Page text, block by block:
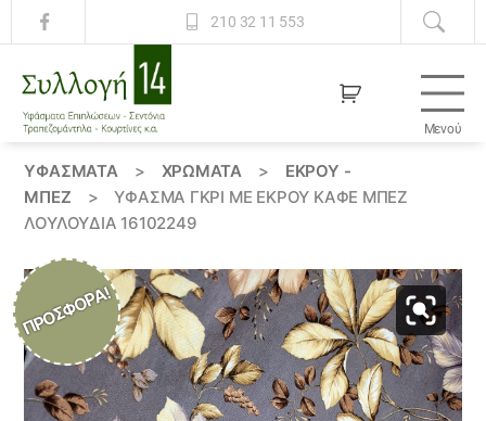
210 32 11 553
14
Μενού
ΥΦΆΣΜΑΤΑ > ΧΡΏΜΑΤΑ >
ΕΚΡΟΥ -
ΜΠΕΖ
>
ΎΦΑΣΜΑ ΓΚΡΊ ΜΕ ΕΚΡΟΎ ΚΑΦΈ ΜΠΈΖ
ΛΟΥΛΟΎΔΙΑ 16102249
ΠΡΟΣΦΟΡΆ!